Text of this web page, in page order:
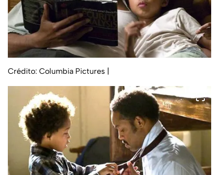
Crédito: Columbia Pictures |